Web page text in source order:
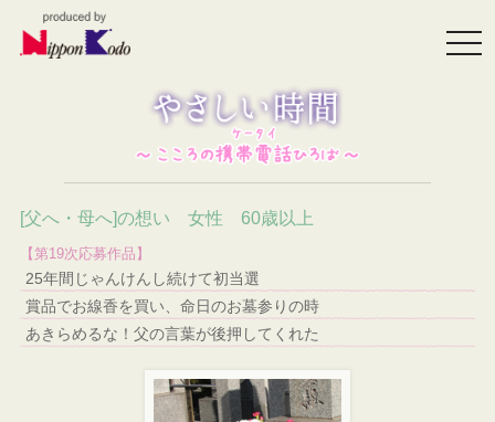
[父へ・母へ]の想い 女性 60歳以上
【第19次応募作品】
25年間じゃんけんし続けて初当選
賞品でお線香を買い、命日のお墓参りの時
あきらめるな！父の言葉が後押してくれた